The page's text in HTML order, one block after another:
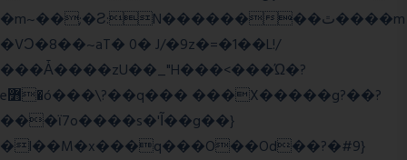
�m~��;�Ƨ:N��������ٿ����m
�VϽ�8��~aT� 0� J/�9z�=�1��L!/
���Ǡ����zU��_"H���<���Ώ�?
e߻�ó���\?��q��� ���X�����g?��?
���ϊ7o����s�'Ĩ��g��}
�l��M�x���q���O��Od��?�#9}